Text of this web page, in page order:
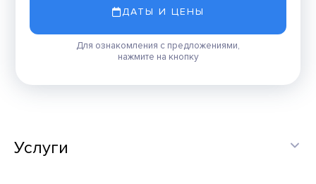
ДАТЫ И ЦЕНЫ
Для ознакомления с предложениями,
нажмите на кнопку
Услуги